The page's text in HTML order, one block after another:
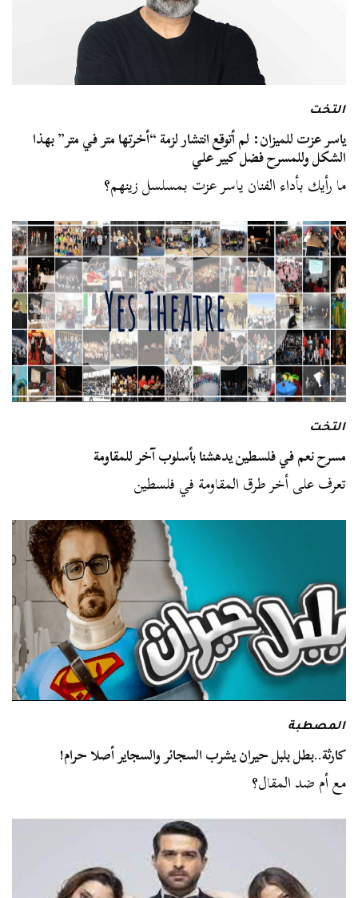
التخت
ياسر عزت للميزان: لم أتوقع انتشار لزمة “أخرتها متر في متر” بهذا
الشكل وللمسرح فضل كبير علي
ما رأيك بأداء الفنان ياسر عزت بمسلسل زينهم؟
التخت
مسرح نعم في فلسطين يدهشنا بأسلوب آخر للمقاومة
تعرف على أخر طرق المقاومة في فلسطين
المصطبة
كارثة..بطل بلبل حيران يشرب السجائر والسجاير أصلا حرام!
مع أم ضد المقال؟